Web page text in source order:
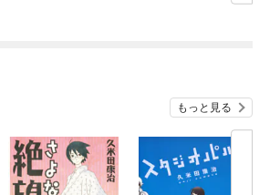
もっと見る